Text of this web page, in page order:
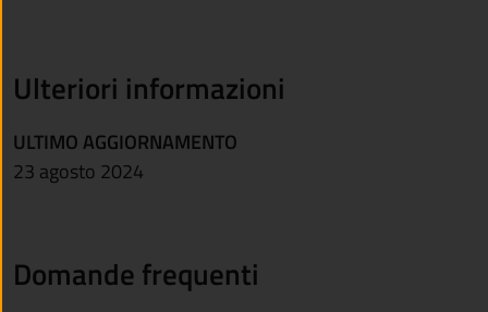
Ulteriori informazioni
ULTIMO AGGIORNAMENTO
23 agosto 2024
Domande frequenti